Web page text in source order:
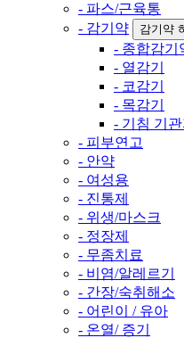
- 파스/근육통
- 감기약
감기약
- 종합감기
- 열감기
- 코감기
- 목감기
- 기침 기관
- 피부연고
- 안약
- 여성용
- 진통제
- 위생/마스크
- 정장제
- 무좀치료
- 비염/알레르기
- 간장/숙취해소
- 어린이 / 유아
- 온열/ 증기